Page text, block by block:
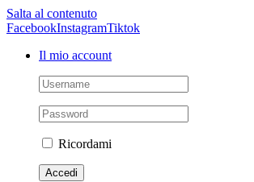
Salta al contenuto
FacebookInstagramTiktok
Il mio account
Ricordami